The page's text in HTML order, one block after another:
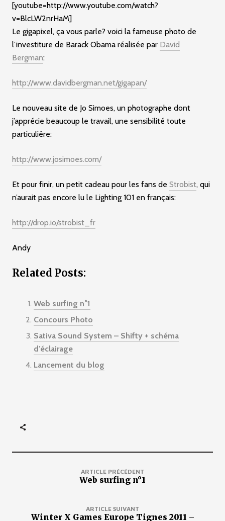
[youtube=http://www.youtube.com/watch?
v=BlcLW2nrHaM]
Le gigapixel, ça vous parle? voici la fameuse photo de
l’investiture de Barack Obama réalisée par David
Bergman:
http://www.davidbergman.net/gigapan/
Le nouveau site de Jo Simoes, un photographe dont
j’apprécie beaucoup le travail, une sensibilité toute
particulière:
http://www.josimoes.com/
Et pour finir, un petit cadeau pour les fans de Strobist, qui
n’aurait pas encore lu le Lighting 101 en français:
http://drop.io/strobist_fr
Andy
Related Posts:
Web surfing n°1
Concours Photo
Sativa Sound System – Shifty + schéma
d’éclairage
Lancement du blog
ARTICLE PRÉCÉDENT
Web surfing n°1
ARTICLE SUIVANT
Winter X Games Europe Tignes 2011 –